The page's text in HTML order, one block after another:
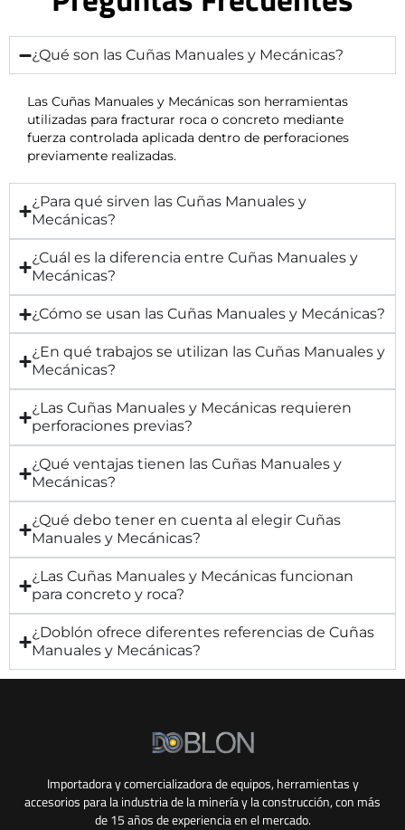
¿Qué son las Cuñas Manuales y Mecánicas?
Las Cuñas Manuales y Mecánicas son herramientas
utilizadas para fracturar roca o concreto mediante
fuerza controlada aplicada dentro de perforaciones
previamente realizadas.
¿Para qué sirven las Cuñas Manuales y
Mecánicas?
¿Cuál es la diferencia entre Cuñas Manuales y
Mecánicas?
¿Cómo se usan las Cuñas Manuales y Mecánicas?
¿En qué trabajos se utilizan las Cuñas Manuales y
Mecánicas?
¿Las Cuñas Manuales y Mecánicas requieren
perforaciones previas?
¿Qué ventajas tienen las Cuñas Manuales y
Mecánicas?
¿Qué debo tener en cuenta al elegir Cuñas
Manuales y Mecánicas?
¿Las Cuñas Manuales y Mecánicas funcionan
para concreto y roca?
¿Doblón ofrece diferentes referencias de Cuñas
Manuales y Mecánicas?
Importadora y comercializadora de equipos, herramientas y
accesorios para la industria de la minería y la construcción, con más
de 15 años de experiencia en el mercado.